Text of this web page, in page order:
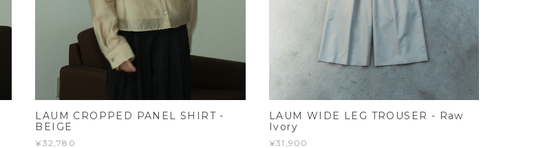
LAUM CROPPED PANEL SHIRT -
BEIGE
¥32,780
LAUM WIDE LEG TROUSER - Raw
Ivory
¥31,900